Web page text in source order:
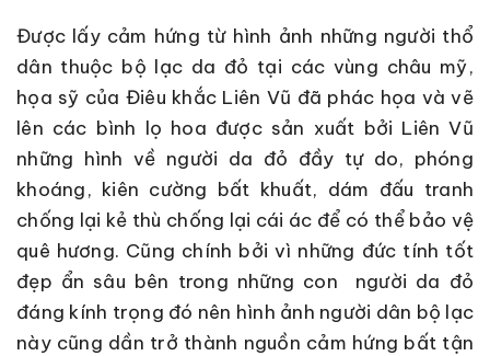
Được lấy cảm hứng từ hình ảnh những người thổ
dân thuộc bộ lạc da đỏ tại các vùng châu mỹ,
họa sỹ của Điêu khắc Liên Vũ đã phác họa và vẽ
lên các bình lọ hoa được sản xuất bởi Liên Vũ
những hình về người da đỏ đầy tự do, phóng
khoáng, kiên cường bất khuất, dám đấu tranh
chống lại kẻ thù chống lại cái ác để có thể bảo vệ
quê hương. Cũng chính bởi vì những đức tính tốt
đẹp ẩn sâu bên trong những con người da đỏ
đáng kính trọng đó nên hình ảnh người dân bộ lạc
này cũng dần trở thành nguồn cảm hứng bất tận